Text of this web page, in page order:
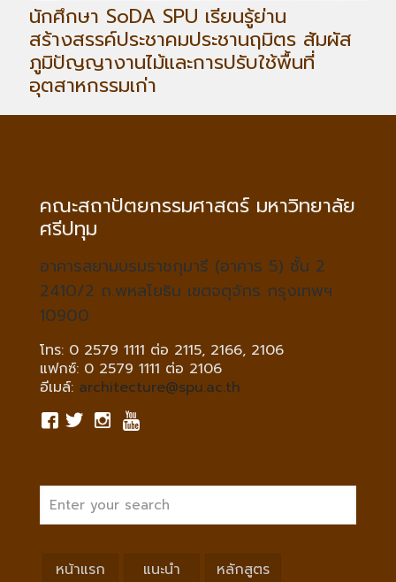
นักศึกษา SoDA SPU เรียนรู้ย่าน
สร้างสรรค์ประชาคมประชานฤมิตร สัมผัส
ภูมิปัญญางานไม้และการปรับใช้พื้นที่
อุตสาหกรรมเก่า
คณะสถาปัตยกรรมศาสตร์ มหาวิทยาลัย
ศรีปทุม
อาคารสยามบรมราชกุมารี (อาคาร 5) ชั้น 2
2410/2 ถ.พหลโยธิน เขตจตุจักร กรุงเทพฯ
10900
โทร: 0 2579 1111 ต่อ 2115, 2166, 2106
แฟกซ์: 0 2579 1111 ต่อ 2106
อีเมล์: architecture@spu.ac.th
หน้าแรก
แนะนำ
หลักสูตร